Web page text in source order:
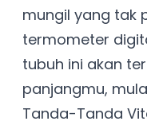
mungil yang tak
termometer
tubuh ini akan
panjangmu,
Tanda-Tanda